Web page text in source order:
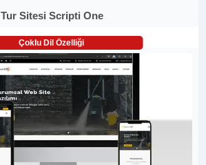
Tur Sitesi Scripti One
Çoklu Dil Özelliği